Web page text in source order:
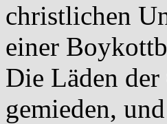
christlichen
einer
Die Läden
gemieden,